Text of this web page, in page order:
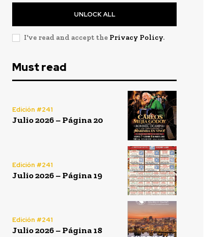
UNLOCK ALL
I've read and accept the Privacy Policy.
Must read
Edición #241
Julio 2026 – Página 20
Edición #241
Julio 2026 – Página 19
Edición #241
Julio 2026 – Página 18